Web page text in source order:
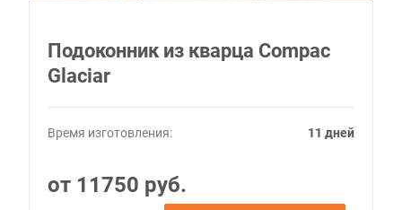
Подоконник из кварца Compac
Glaciar
Время изготовления: 11 дней
от 11750 руб.